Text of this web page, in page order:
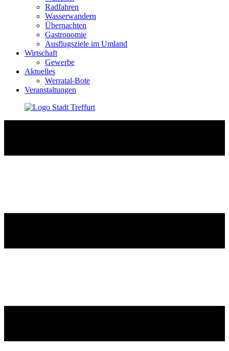
Radfahren
Wasserwandern
Übernachten
Gastronomie
Ausflugsziele im Umland
Wirtschaft
Gewerbe
Aktuelles
Werratal-Bote
Veranstaltungen